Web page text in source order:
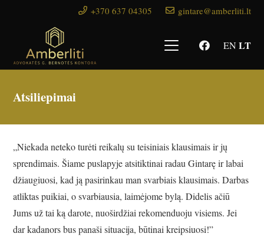
+370 637 04305 gintare@amberliti.lt
EN LT
Atsiliepimai
„Niekada neteko turėti reikalų su teisiniais klausimais ir jų
sprendimais. Šiame puslapyje atsitiktinai radau Gintarę ir labai
džiaugiuosi, kad ją pasirinkau man svarbiais klausimais. Darbas
atliktas puikiai, o svarbiausia, laimėjome bylą. Didelis ačiū
Jums už tai ką darote, nuoširdžiai rekomenduoju visiems. Jei
dar kadanors bus panaši situacija, būtinai kreipsiuosi!”